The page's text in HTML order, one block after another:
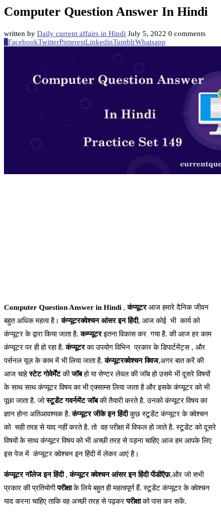
Computer Question Answer In Hindi
written by Daily current affairs in Hindi July 5, 2022 0 comments
0FacebookTwitterPinterestLinkedinTumblrWhatsapp
Computer Question Answer in Hindi ,कंप्यूटरआज हमारे दैनिक जीवन
बहुत अधिक महत्व है। कंप्यूटरक्वेश्चन आंसर इन हिंदी, आज कोई भी कार्य को
कंप्यूटर के द्वारा किया जाता है.कम्प्यूटरइतना विकास कर गया है. की आज हर काम
कंप्यूटर पर ही हो रहा है.कंप्यूटरका उपयोग विभिन प्रकार के डिपार्टमेंट्स , और
पर्सनल यूज़ के काम में भी लिया जाता है.कंप्यूटरक्वेश्चन क्विज,अगर बात करें की
आज चाहेस्टेट गोवेर्मेंटकीजॉबहो या सेण्टर लेवल की जॉब हो उसमे भी दूसरे विषयों
के साथ साथ कंप्यूटर विषय का भी एक्साम्स लिया जाता है और इसके कंप्यूटर को भी
पूछा जाता है. जोस्टूडेंट गवर्नमेंट जॉबकी तैयारी करते है. उनको कंप्यूटर विषय का
ज्ञान होना अतिआवश्यक है. कंप्यूटर जीके इन हिंदीकुछ स्टूडेंट कंप्यूटर के क्वेश्चन
को सही तरह से याद नहीं करते है. तो वह परीक्षा में विफल हो जाते है. स्टूडेंट को दूसरे
विषयों के साथ कंप्यूटर विषय को भी अच्छी तरह से पड़ना चाहिए आज हम आपके लिए
इस पेज में कंप्यूटर क्वेश्चन इन हिंदी में लेकर आएं है।
कंप्यूटर नॉलेज इन हिंदी,कंप्यूटर क्वेश्चन आंसर इन हिंदी पीडीऍफ़,और जो सभी
प्रकार की प्रतियोगीपरीक्षाके लिये बहुत ही महत्वपूर्ण हैं. स्टूडेंट कंप्यूटर के क्वेश्चन
याद करना चाहिए ताकि वह अच्छी तरह से पढ़करपरीक्षाको पास कर सकें.